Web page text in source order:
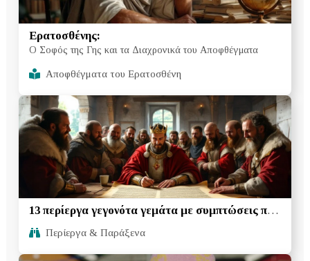
Ερατοσθένης:
Ο Σοφός της Γης και τα Διαχρονικά του Αποφθέγματα
Αποφθέγματα του Ερατοσθένη
13 περίεργα γεγονότα γεμάτα με συμπτώσεις που
οι περισσότεροι άνθρωποι δεν γνωρίζουν
Περίεργα & Παράξενα